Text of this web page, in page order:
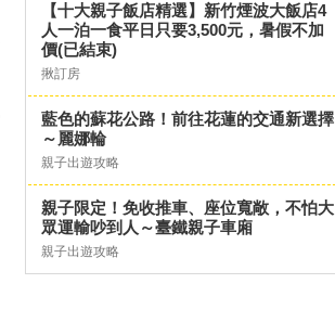
【十大親子飯店精選】新竹煙波大飯店4
人一泊一食平日只要3,500元，暑假不加
價(已結束)
揪訂房
藍色的蘇花公路！前往花蓮的交通新選擇
～麗娜輪
親子出遊攻略
親子限定！免收推車、座位寬敞，不怕大
眾運輸吵到人～臺鐵親子車廂
親子出遊攻略